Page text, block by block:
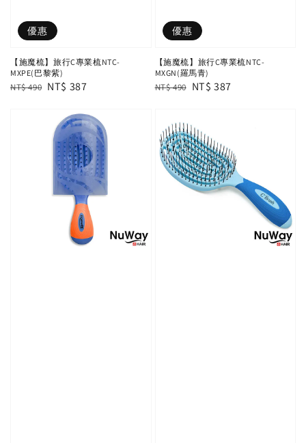
優惠
【施魔梳】旅行C專業梳NTC-
MXPE(巴黎紫)
Regular
NT$ 490 Sale
NT$ 387
優惠
【施魔梳】旅行C專業梳NTC-
MXGN(羅馬青)
Regular
NT$ 490 Sale
NT$ 387